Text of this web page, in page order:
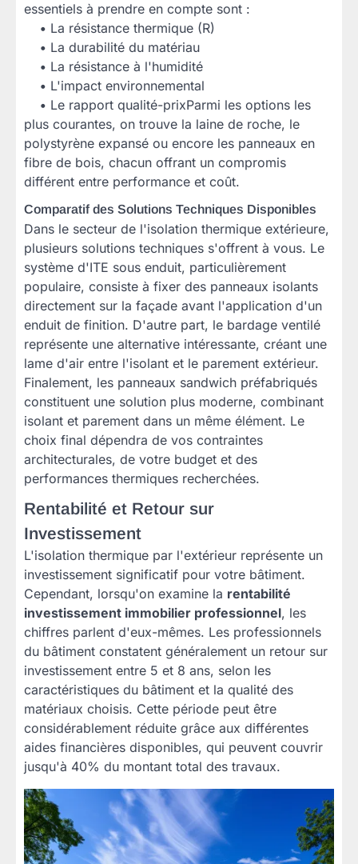
essentiels à prendre en compte sont :
• La résistance thermique (R)
• La durabilité du matériau
• La résistance à l'humidité
• L'impact environnemental
• Le rapport qualité-prixParmi les options les
plus courantes, on trouve la laine de roche, le
polystyrène expansé ou encore les panneaux en
fibre de bois, chacun offrant un compromis
différent entre performance et coût.
Comparatif des Solutions Techniques Disponibles
Dans le secteur de l'isolation thermique extérieure,
plusieurs solutions techniques s'offrent à vous. Le
système d'ITE sous enduit, particulièrement
populaire, consiste à fixer des panneaux isolants
directement sur la façade avant l'application d'un
enduit de finition. D'autre part, le bardage ventilé
représente une alternative intéressante, créant une
lame d'air entre l'isolant et le parement extérieur.
Finalement, les panneaux sandwich préfabriqués
constituent une solution plus moderne, combinant
isolant et parement dans un même élément. Le
choix final dépendra de vos contraintes
architecturales, de votre budget et des
performances thermiques recherchées.
Rentabilité et Retour sur
Investissement
L'isolation thermique par l'extérieur représente un
investissement significatif pour votre bâtiment.
Cependant, lorsqu'on examine la rentabilité
investissement immobilier professionnel, les
chiffres parlent d'eux-mêmes. Les professionnels
du bâtiment constatent généralement un retour sur
investissement entre 5 et 8 ans, selon les
caractéristiques du bâtiment et la qualité des
matériaux choisis. Cette période peut être
considérablement réduite grâce aux différentes
aides financières disponibles, qui peuvent couvrir
jusqu'à 40% du montant total des travaux.